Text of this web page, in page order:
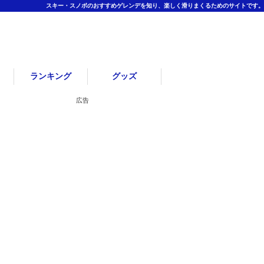
スキー・スノボのおすすめゲレンデを知り、楽しく滑りまくるためのサイトです。
ランキング グッズ
広告